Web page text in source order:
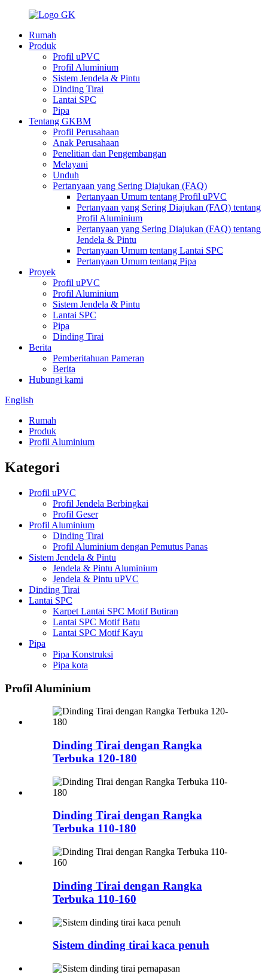
Rumah
Produk
Profil uPVC
Profil Aluminium
Sistem Jendela & Pintu
Dinding Tirai
Lantai SPC
Pipa
Tentang GKBM
Profil Perusahaan
Anak Perusahaan
Penelitian dan Pengembangan
Melayani
Unduh
Pertanyaan yang Sering Diajukan (FAQ)
Pertanyaan Umum tentang Profil uPVC
Pertanyaan yang Sering Diajukan (FAQ) tentang
Profil Aluminium
Pertanyaan yang Sering Diajukan (FAQ) tentang
Jendela & Pintu
Pertanyaan Umum tentang Lantai SPC
Pertanyaan Umum tentang Pipa
Proyek
Profil uPVC
Profil Aluminium
Sistem Jendela & Pintu
Lantai SPC
Pipa
Dinding Tirai
Berita
Pemberitahuan Pameran
Berita
Hubungi kami
English
Rumah
Produk
Profil Aluminium
Kategori
Profil uPVC
Profil Jendela Berbingkai
Profil Geser
Profil Aluminium
Dinding Tirai
Profil Aluminium dengan Pemutus Panas
Sistem Jendela & Pintu
Jendela & Pintu Aluminium
Jendela & Pintu uPVC
Dinding Tirai
Lantai SPC
Karpet Lantai SPC Motif Butiran
Lantai SPC Motif Batu
Lantai SPC Motif Kayu
Pipa
Pipa Konstruksi
Pipa kota
Profil Aluminium
Dinding Tirai dengan Rangka
Terbuka 120-180
Dinding Tirai dengan Rangka
Terbuka 110-180
Dinding Tirai dengan Rangka
Terbuka 110-160
Sistem dinding tirai kaca penuh